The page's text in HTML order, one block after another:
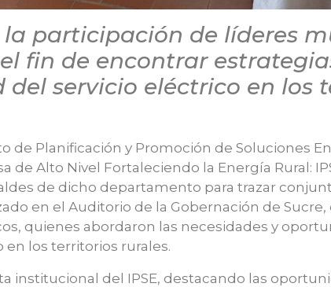
participación de líderes
fin de encontrar
servicio eléctrico en los
de Planificación y Promoción de Soluciones
de Alto Nivel Fortaleciendo la Energía Rural:
de dicho departamento para trazar
en el Auditorio de la Gobernación de
quienes abordaron las necesidades y
los territorios rurales.
institucional del IPSE, destacando las